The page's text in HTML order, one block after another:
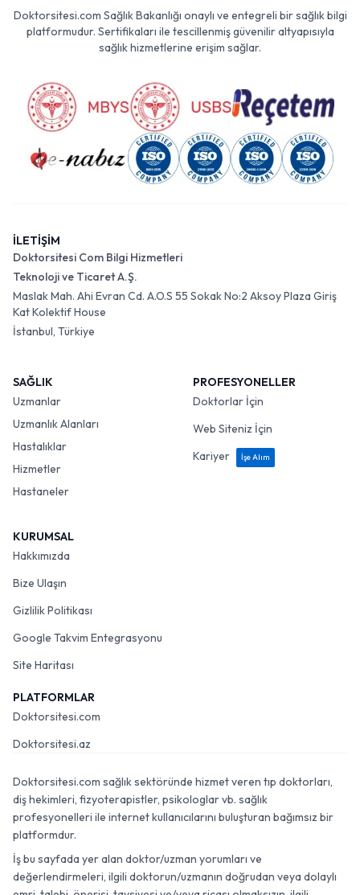
Doktorsitesi.com Sağlık Bakanlığı onaylı ve entegreli bir sağlık bilgi
platformudur. Sertifikaları ile tescillenmiş güvenilir altyapısıyla
sağlık hizmetlerine erişim sağlar.
İLETİŞİM
Doktorsitesi Com Bilgi Hizmetleri
Teknoloji ve Ticaret A.Ş.
Maslak Mah. Ahi Evran Cd. A.O.S 55 Sokak No:2 Aksoy Plaza Giriş
Kat Kolektif House
İstanbul, Türkiye
SAĞLIK
Uzmanlar
Uzmanlık Alanları
Hastalıklar
Hizmetler
Hastaneler
PROFESYONELLER
Doktorlar İçin
Web Siteniz İçin
Kariyer
İşe Alım
KURUMSAL
Hakkımızda
Bize Ulaşın
Gizlilik Politikası
Google Takvim Entegrasyonu
Site Haritası
PLATFORMLAR
Doktorsitesi.com
Doktorsitesi.az
Doktorsitesi.com sağlık sektöründe hizmet veren tıp doktorları,
diş hekimleri, fizyoterapistler, psikologlar vb. sağlık
profesyonelleri ile internet kullanıcılarını buluşturan bağımsız bir
platformdur.
İş bu sayfada yer alan doktor/uzman yorumları ve
değerlendirmeleri, ilgili doktorun/uzmanın doğrudan veya dolaylı